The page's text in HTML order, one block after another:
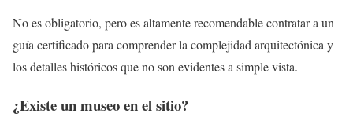
No es obligatorio, pero es altamente recomendable contratar a un
guía certificado para comprender la complejidad arquitectónica y
los detalles históricos que no son evidentes a simple vista.
¿Existe un museo en el sitio?